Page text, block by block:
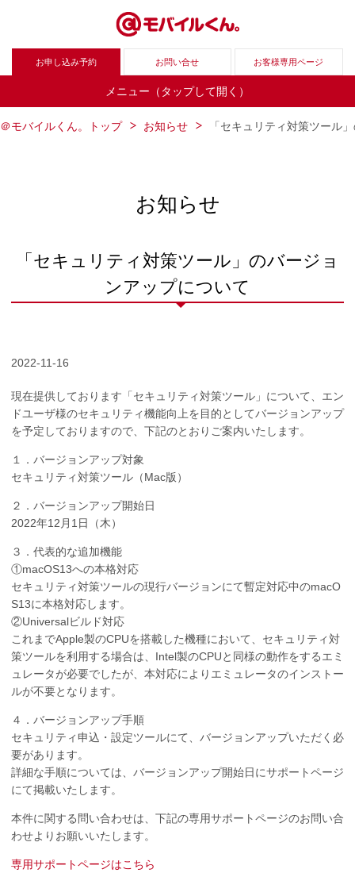
お申し込み予約 お問い合せ お客様専用ページ
メニュー（タップして開く）
＠モバイルくん。トップ お知らせ 「セキュリティ対策ツール
お知らせ
「セキュリティ対策ツール」のバージョ
ンアップについて
2022-11-16
現在提供しております「セキュリティ対策ツール」について、エン
ドユーザ様のセキュリティ機能向上を目的としてバージョンアップ
を予定しておりますので、下記のとおりご案内いたします。
１．バージョンアップ対象
セキュリティ対策ツール（Mac版）
２．バージョンアップ開始日
2022年12月1日（木）
３．代表的な追加機能
①macOS13への本格対応
セキュリティ対策ツールの現行バージョンにて暫定対応中のmacO
S13に本格対応します。
②Universalビルド対応
これまでApple製のCPUを搭載した機種において、セキュリティ対
策ツールを利用する場合は、Intel製のCPUと同様の動作をするエミ
ュレータが必要でしたが、本対応によりエミュレータのインストー
ルが不要となります。
４．バージョンアップ手順
セキュリティ申込・設定ツールにて、バージョンアップいただく必
要があります。
詳細な手順については、バージョンアップ開始日にサポートページ
にて掲載いたします。
本件に関する問い合わせは、下記の専用サポートページのお問い合
わせよりお願いいたします。
専用サポートページはこちら